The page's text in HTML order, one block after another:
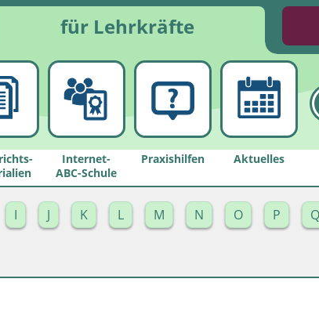
für Lehrkräfte
Internet-
ABC-Schule
Praxishilfen Aktuelles
I J K L M N O P Q